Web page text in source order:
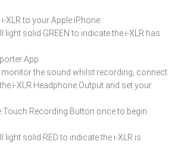
XLR to your Apple iPhone
light solid GREEN to indicate the i-XLR has
App
monitor the sound whilst recording, connect
i-XLR Headphone Output and set your
Touch Recording Button once to begin
light solid RED to indicate the i-XLR is